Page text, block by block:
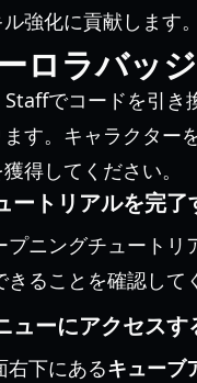
強化に貢献します。
ロラバッ
でコードを引き
す。キャラクター
得してください。
ートリアルを完了
プニングチュートリ
きることを確認して
ューにアクセスす
右下にあるキューブ